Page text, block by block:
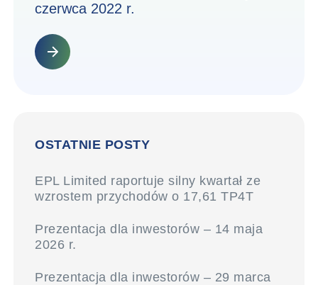
czerwca 2022 r.
OSTATNIE POSTY
EPL Limited raportuje silny kwartał ze
wzrostem przychodów o 17,61 TP4T
Prezentacja dla inwestorów – 14 maja
2026 r.
Prezentacja dla inwestorów – 29 marca